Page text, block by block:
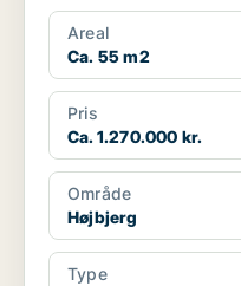
Areal
Ca. 55 m2
Pris
Ca. 1.270.000 kr.
Område
Højbjerg
Type